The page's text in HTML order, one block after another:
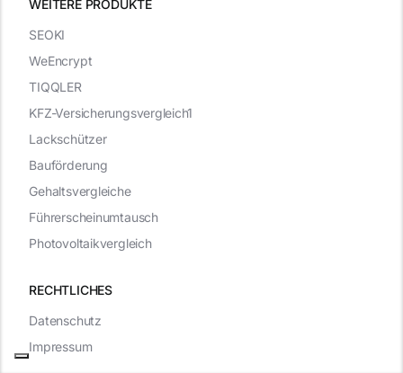
WEITERE PRODUKTE
RECHTLICHES
SEOKI
WeEncrypt
TIQQLER
KFZ-Versicherungsvergleich1
Lackschützer
Bauförderung
Gehaltsvergleiche
Führerscheinumtausch
Photovoltaikvergleich
Datenschutz
Impressum